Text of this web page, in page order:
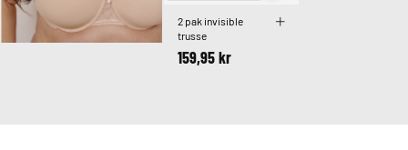
2 pak invisible
trusse
159,95 kr